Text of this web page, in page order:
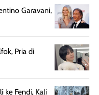
Garavani,
Pria di
ke Fendi, Kali